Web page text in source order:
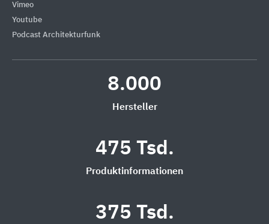
Vimeo
Youtube
Podcast Architekturfunk
8.000
Hersteller
475 Tsd.
Produktinformationen
375 Tsd.